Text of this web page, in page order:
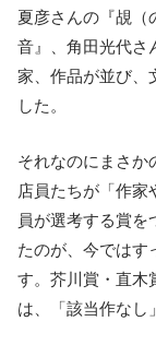
夏彦さんの『覘（
音』、角田光代さ
家、作品が並び、
した。
それなのにまさか
店員たちが「作
員が選考する賞
たのが、今ではす
す。芥川賞・直木
は、「該当作なし